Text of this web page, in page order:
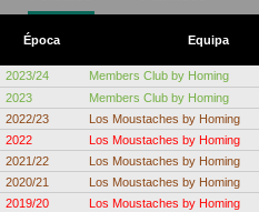
Época Equipa
2023/24 Members Club by Homing
2023
Members Club by Homing
2022/23
Los Moustaches by Homing
2022
Los Moustaches by Homing
2021/22
Los Moustaches by Homing
2020/21
Los Moustaches by Homing
2019/20
Los Moustaches by Homing